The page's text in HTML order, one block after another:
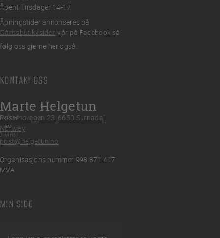
Åpent Tirsdager 14-17
Åpningstider annonseres på
Gårdsbutikksiden vår på Facebook så
følg oss gjerne her også.
KONTAKT OSS
Marte Helgetun
Røssmovegen 23, 6650 Surnadal,
Norway
post@helgetun.no
Organisasjons nummer 998 871 417
MVA
MIN SIDE
av